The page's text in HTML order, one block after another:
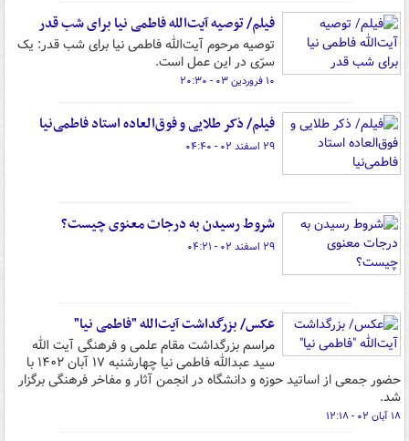
فیلم/ توصیه آیت‌الله فاطمی نیا برای شب قدر
توصیه مرحوم آیت‌الله فاطمی نیا برای شب قدر: یک
سرّی در این عمل است.
۱۰ فروردین ۰۳ - ۲۰:۳۰
فیلم/ ذکر طلایی و فوق‌العاده استاد فاطمی‌نیا
۲۹ اسفند ۰۲ - ۰۴:۴۰
شروط رسیدن به درجات معنوی چیست؟
۲۹ اسفند ۰۲ - ۰۴:۲۱
عکس/ بزرگداشت آیت‌الله "فاطمی نیا"
مراسم بزرگداشت مقام علمی و فرهنگی آیت الله
سید عبدالله فاطمی نیا چهارشنبه ۱۷ آبان ۱۴۰۲ با
حضور جمعی از اساتید حوزه و دانشگاه در انجمن آثار و مفاخر فرهنگی برگزار
شد.
۱۸ آبان ۰۲ - ۱۲:۱۸